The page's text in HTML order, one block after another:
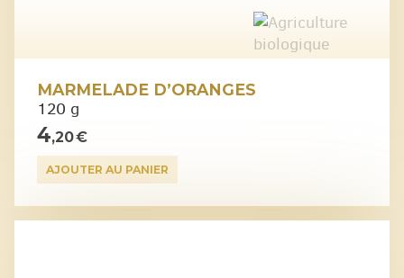
MARMELADE D’ORANGES
120 g
4,20 €
AJOUTER AU PANIER